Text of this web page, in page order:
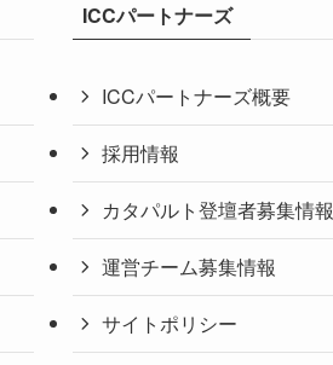
ICCパートナーズ
ICCパートナーズ概要
採用情報
カタパルト登壇者募集情報
運営チーム募集情報
サイトポリシー